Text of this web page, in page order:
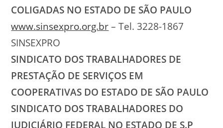
COLIGADAS NO ESTADO DE SÃO PAULO
www.sinsexpro.org.br – Tel. 3228-1867
SINSEXPRO
SINDICATO DOS TRABALHADORES DE
PRESTAÇÃO DE SERVIÇOS EM
COOPERATIVAS DO ESTADO DE SÃO PAULO
SINDICATO DOS TRABALHADORES DO
JUDICIÁRIO FEDERAL NO ESTADO DE S.P